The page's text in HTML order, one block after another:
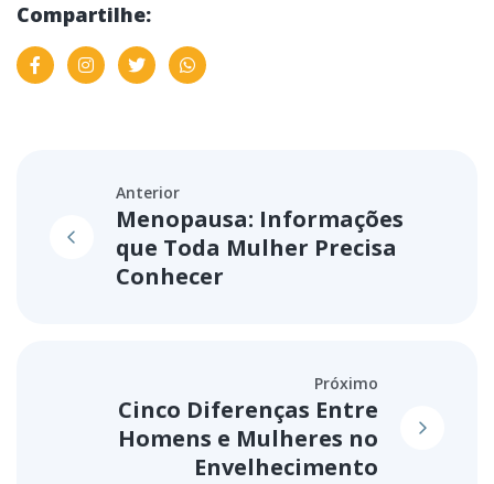
Compartilhe:
Anterior
Menopausa: Informações
que Toda Mulher Precisa
Conhecer
Próximo
Cinco Diferenças Entre
Homens e Mulheres no
Envelhecimento